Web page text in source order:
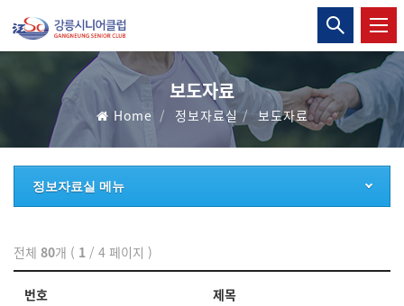
강
릉
시
니
어
클
럽
통
합
색
열
기
보도자료
Home 정보자료실 보도자료
정보자료실 메뉴
전체 80개 ( 1 / 4 페이지 )
번호 제목